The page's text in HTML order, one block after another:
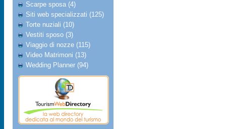
Scarpe sposa (4)
Siti web specializzati (125)
Torte nuziali (10)
Vestiti sposo (3)
Viaggio di nozze (115)
Video Matrimoni (13)
Wedding Planner (94)